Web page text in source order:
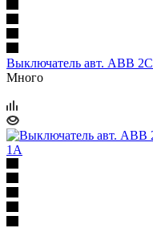
Выключатель авт. ABB
Много